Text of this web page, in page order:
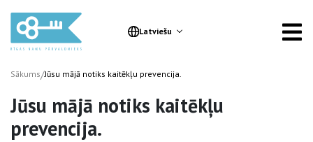
Latviešu
Sākums/Jūsu mājā notiks kaitēkļu prevencija.
Jūsu mājā notiks kaitēkļu
prevencija.